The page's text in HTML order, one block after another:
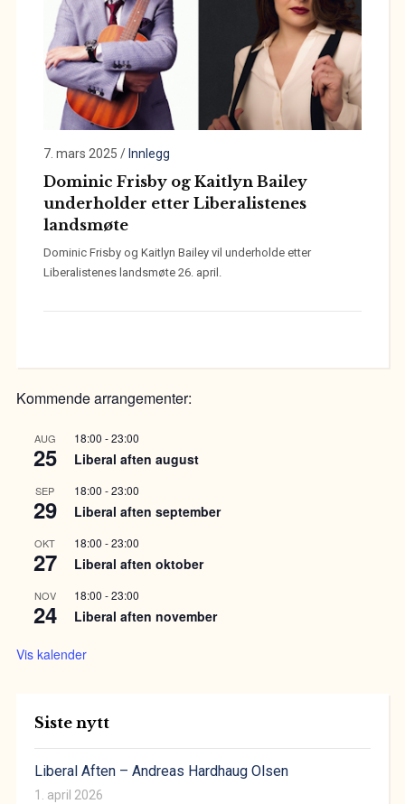
Kommende arrangementer:
AUG
25
18:00 -23:00
Liberal aften august
SEP
29
18:00 -23:00
Liberal aften september
OKT
27
18:00 -23:00
Liberal aften oktober
NOV
24
18:00 -23:00
Liberal aften november
Vis kalender
7. mars 2025 / Innlegg
Dominic Frisby og Kaitlyn Bailey
underholder etter Liberalistenes
landsmøte
Dominic Frisby og Kaitlyn Bailey vil underholde etter
Liberalistenes landsmøte 26. april.
Siste nytt
Liberal Aften – Andreas Hardhaug Olsen
1. april 2026